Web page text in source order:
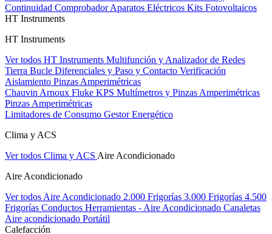
Continuidad Comprobador Aparatos Eléctricos Kits Fotovoltaicos
HT Instruments
HT Instruments
Ver todos HT Instruments Multifunción y Analizador de Redes
Tierra Bucle Diferenciales y Paso y Contacto Verificación
Aislamiento Pinzas Amperimétricas
Chauvin Arnoux Fluke KPS Multímetros y Pinzas Amperimétricas
Pinzas Amperimétricas
Limitadores de Consumo Gestor Energético
Clima y ACS
Ver todos Clima y ACS Aire Acondicionado
Aire Acondicionado
Ver todos Aire Acondicionado 2.000 Frigorías 3.000 Frigorías 4.500
Frigorías Conductos Herramientas - Aire Acondicionado Canaletas
Aire acondicionado Portátil
Calefacción